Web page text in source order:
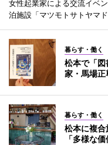
女性起業家による交流イベ
泊施設「マツモトサトヤマ
暮らす・働く
松本で「
家・馬場正
暮らす・働く
松本に複
「多様な